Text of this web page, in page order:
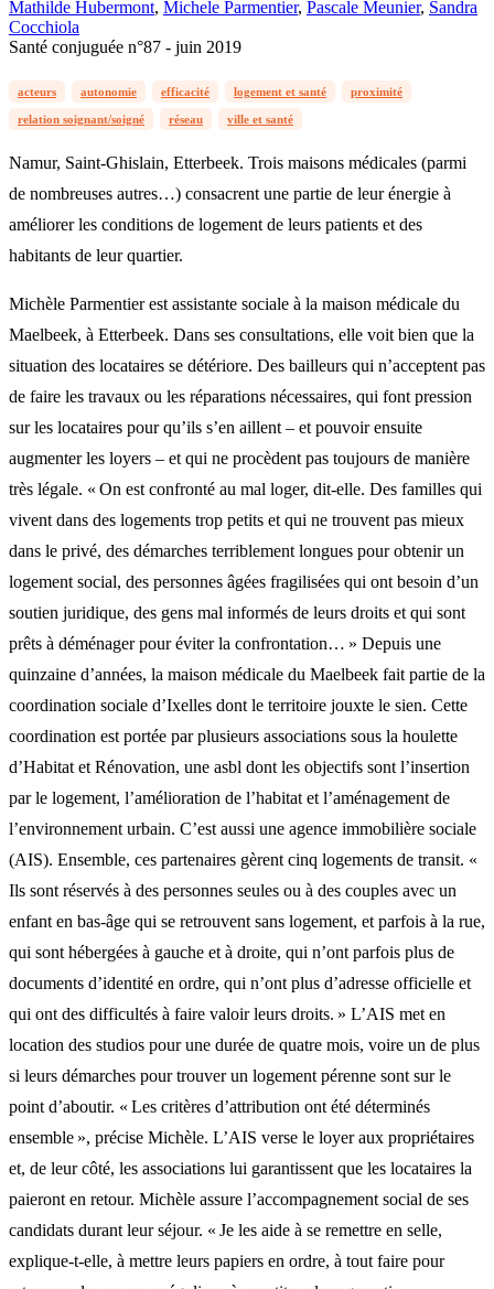
Mathilde Hubermont, Michele Parmentier, Pascale Meunier, Sandra
Cocchiola
Santé conjuguée n°87 - juin 2019
acteurs autonomie efficacité logement et santé proximité
relation soignant/soigné réseau ville et santé
Namur, Saint-Ghislain, Etterbeek. Trois maisons médicales (parmi
de nombreuses autres…) consacrent une partie de leur énergie à
améliorer les conditions de logement de leurs patients et des
habitants de leur quartier.
Michèle Parmentier est assistante sociale à la maison médicale du
Maelbeek, à Etterbeek. Dans ses consultations, elle voit bien que la
situation des locataires se détériore. Des bailleurs qui n’acceptent pas
de faire les travaux ou les réparations nécessaires, qui font pression
sur les locataires pour qu’ils s’en aillent – et pouvoir ensuite
augmenter les loyers – et qui ne procèdent pas toujours de manière
très légale. « On est confronté au mal loger, dit-elle. Des familles qui
vivent dans des logements trop petits et qui ne trouvent pas mieux
dans le privé, des démarches terriblement longues pour obtenir un
logement social, des personnes âgées fragilisées qui ont besoin d’un
soutien juridique, des gens mal informés de leurs droits et qui sont
prêts à déménager pour éviter la confrontation… » Depuis une
quinzaine d’années, la maison médicale du Maelbeek fait partie de la
coordination sociale d’Ixelles dont le territoire jouxte le sien. Cette
coordination est portée par plusieurs associations sous la houlette
d’Habitat et Rénovation, une asbl dont les objectifs sont l’insertion
par le logement, l’amélioration de l’habitat et l’aménagement de
l’environnement urbain. C’est aussi une agence immobilière sociale
(AIS). Ensemble, ces partenaires gèrent cinq logements de transit. «
Ils sont réservés à des personnes seules ou à des couples avec un
enfant en bas-âge qui se retrouvent sans logement, et parfois à la rue,
qui sont hébergées à gauche et à droite, qui n’ont parfois plus de
documents d’identité en ordre, qui n’ont plus d’adresse officielle et
qui ont des difficultés à faire valoir leurs droits. » L’AIS met en
location des studios pour une durée de quatre mois, voire un de plus
si leurs démarches pour trouver un logement pérenne sont sur le
point d’aboutir. « Les critères d’attribution ont été déterminés
ensemble », précise Michèle. L’AIS verse le loyer aux propriétaires
et, de leur côté, les associations lui garantissent que les locataires la
paieront en retour. Michèle assure l’accompagnement social de ses
candidats durant leur séjour. « Je les aide à se remettre en selle,
explique-t-elle, à mettre leurs papiers en ordre, à tout faire pour